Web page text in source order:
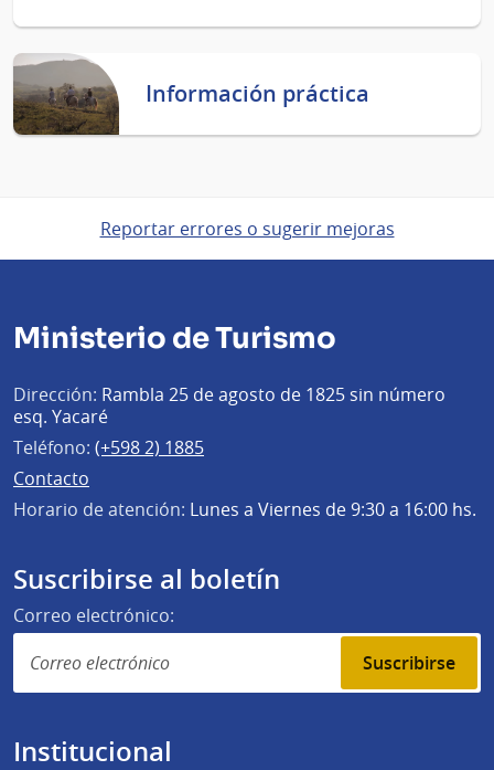
Información práctica
Reportar errores o sugerir mejoras
Ministerio de Turismo
Dirección: Rambla 25 de agosto de 1825 sin número
esq. Yacaré
Teléfono: (+598 2) 1885
Contacto
Horario de atención: Lunes a Viernes de 9:30 a 16:00 hs.
Suscribirse al boletín
Correo electrónico:
Suscribirse
Institucional